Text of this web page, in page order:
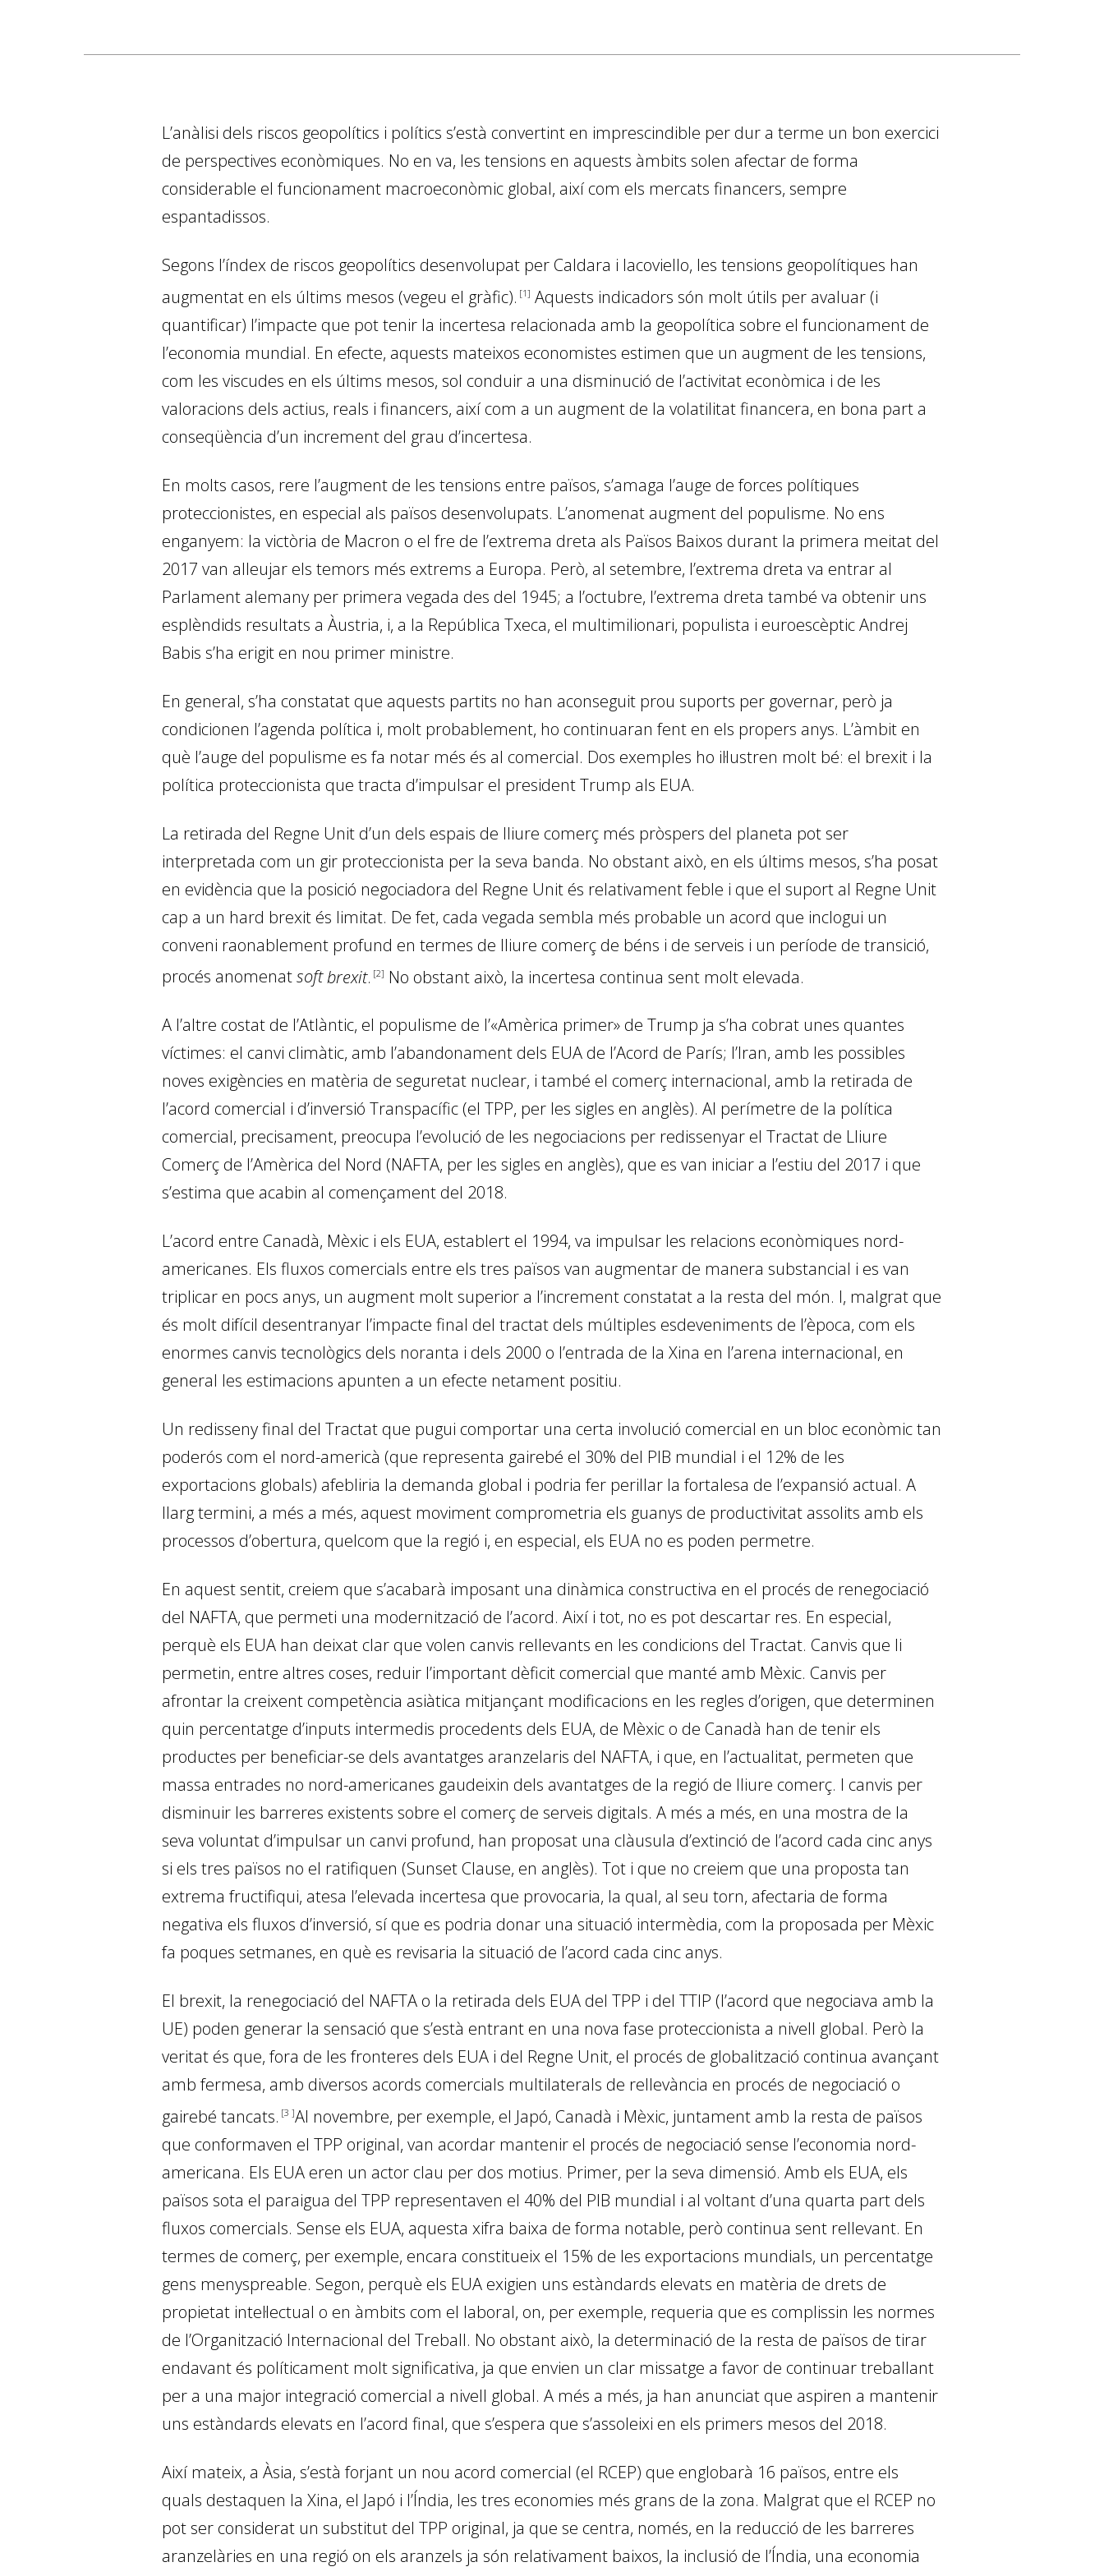
L’anàlisi dels riscos geopolítics i polítics s’està convertint en imprescindible per dur a terme un bon exercici
de perspectives econòmiques. No en va, les tensions en aquests àmbits solen afectar de forma
considerable el funcionament macroeconòmic global, així com els mercats financers, sempre
espantadissos.
Segons l’índex de riscos geopolítics desenvolupat per Caldara i Iacoviello, les tensions geopolítiques han
augmentat en els últims mesos (vegeu el gràfic). 1
Aquests indicadors són molt útils per avaluar (i
quantificar) l’impacte que pot tenir la incertesa relacionada amb la geopolítica sobre el funcionament de
l’economia mundial. En efecte, aquests mateixos economistes estimen que un augment de les tensions,
com les viscudes en els últims mesos, sol conduir a una disminució de l’activitat econòmica i de les
valoracions dels actius, reals i financers, així com a un augment de la volatilitat financera, en bona part a
conseqüència d’un increment del grau d’incertesa.
En molts casos, rere l’augment de les tensions entre països, s’amaga l’auge de forces polítiques
proteccionistes, en especial als països desenvolupats. L’anomenat augment del populisme. No ens
enganyem: la victòria de Macron o el fre de l’extrema dreta als Països Baixos durant la primera meitat del
2017 van alleujar els temors més extrems a Europa. Però, al setembre, l’extrema dreta va entrar al
Parlament alemany per primera vegada des del 1945; a l’octubre, l’extrema dreta també va obtenir uns
esplèndids resultats a Àustria, i, a la República Txeca, el multimilionari, populista i euroescèptic Andrej
Babis s’ha erigit en nou primer ministre.
En general, s’ha constatat que aquests partits no han aconseguit prou suports per governar, però ja
condicionen l’agenda política i, molt probablement, ho continuaran fent en els propers anys. L’àmbit en
què l’auge del populisme es fa notar més és al comercial. Dos exemples ho il·lustren molt bé: el brexit i la
política proteccionista que tracta d’impulsar el president Trump als EUA.
La retirada del Regne Unit d’un dels espais de lliure comerç més pròspers del planeta pot ser
interpretada com un gir proteccionista per la seva banda. No obstant això, en els últims mesos, s’ha posat
en evidència que la posició negociadora del Regne Unit és relativament feble i que el suport al Regne Unit
cap a un hard brexit és limitat. De fet, cada vegada sembla més probable un acord que inclogui un
conveni raonablement profund en termes de lliure comerç de béns i de serveis i un període de transició,
procés anomenatsoftbrexit. 2 No obstant això, la incertesa continua sent molt elevada.
A l’altre costat de l’Atlàntic, el populisme de l’«Amèrica primer» de Trump ja s’ha cobrat unes quantes
víctimes: el canvi climàtic, amb l’abandonament dels EUA de l’Acord de París; l’Iran, amb les possibles
noves exigències en matèria de seguretat nuclear, i també el comerç internacional, amb la retirada de
l’acord comercial i d’in­­versió Transpacífic (el TPP, per les sigles en anglès). Al perímetre de la política
comercial, precisament, preocupa l’evolució de les negociacions per redissenyar el Tractat de Lliure
Comerç de l’Amèrica del Nord (NAFTA, per les sigles en anglès), que es van iniciar a l’estiu del 2017 i que
s’estima que acabin al començament del 2018.
L’acord entre Canadà, Mèxic i els EUA, establert el 1994, va impulsar les relacions econòmiques nord-
americanes. Els fluxos comercials entre els tres països van augmentar de manera substancial i es van
triplicar en pocs anys, un augment molt superior a l’increment constatat a la resta del món. I, malgrat que
és molt difícil desentranyar l’impacte final del tractat dels múltiples esdeveniments de l’època, com els
enormes canvis tecnològics dels noranta i dels 2000 o l’entrada de la Xina en l’arena internacional, en
general les estimacions apunten a un efecte netament positiu.
Un redisseny final del Tractat que pugui comportar una certa involució comercial en un bloc econòmic tan
poderós com el nord-americà (que representa gairebé el 30% del PIB mundial i el 12% de les
exportacions globals) afebliria la demanda global i podria fer perillar la fortalesa de l’expansió actual. A
llarg termini, a més a més, aquest moviment comprometria els guanys de productivitat assolits amb els
processos d’obertura, quelcom que la regió i, en especial, els EUA no es poden permetre.
En aquest sentit, creiem que s’acabarà imposant una dinàmica constructiva en el procés de renegociació
del NAFTA, que permeti una modernització de l’acord. Així i tot, no es pot descartar res. En especial,
perquè els EUA han deixat clar que volen canvis rellevants en les condicions del Tractat. Canvis que li
permetin, entre altres coses, reduir l’important dèficit comercial que manté amb Mèxic. Canvis per
afrontar la creixent competència asiàtica mitjançant modificacions en les regles d’origen, que determinen
quin percentatge d’inputs intermedis procedents dels EUA, de Mèxic o de Canadà han de tenir els
productes per beneficiar-se dels avantatges aranzelaris del NAFTA, i que, en l’actualitat, permeten que
massa entrades no nord-americanes gaudeixin dels avantatges de la regió de lliure comerç. I canvis per
disminuir les barreres existents sobre el comerç de serveis digitals. A més a més, en una mostra de la
seva voluntat d’impulsar un canvi profund, han proposat una clàusula d’extinció de l’acord cada cinc anys
si els tres països no el ratifiquen (Sunset Clause, en anglès). Tot i que no creiem que una proposta tan
extrema fructifiqui, atesa l’elevada incertesa que provocaria, la qual, al seu torn, afectaria de forma
negativa els fluxos d’inversió, sí que es podria donar una situació intermèdia, com la proposada per Mèxic
fa poques setmanes, en què es revisaria la situació de l’acord cada cinc anys.
El brexit, la renegociació del NAFTA o la retirada dels EUA del TPP i del TTIP (l’acord que negociava amb la
UE) poden generar la sensació que s’està entrant en una nova fase proteccionista a nivell global. Però la
veritat és que, fora de les fronteres dels EUA i del Regne Unit, el procés de globalització continua avançant
amb fermesa, amb diversos acords comercials multilaterals de rellevància en procés de negociació o
gairebé tancats. 3 Al novembre, per exemple, el Japó, Canadà i Mèxic, juntament amb la resta de països
que conformaven el TPP original, van acordar mantenir el procés de negociació sense l’economia nord-
americana. Els EUA eren un actor clau per dos motius. Primer, per la seva dimensió. Amb els EUA, els
països sota el paraigua del TPP representaven el 40% del PIB mundial i al voltant d’una quarta part dels
fluxos comercials. Sense els EUA, aquesta xifra baixa de forma notable, però continua sent rellevant. En
termes de comerç, per exemple, encara constitueix el 15% de les exportacions mundials, un percentatge
gens menyspreable. Segon, perquè els EUA exigien uns estàndards elevats en matèria de drets de
propietat intel·lectual o en àmbits com el laboral, on, per exemple, requeria que es complissin les normes
de l’Organització Internacional del Treball. No obstant això, la determinació de la resta de països de tirar
endavant és políticament molt significativa, ja que envien un clar missatge a favor de continuar treballant
per a una major integració comercial a nivell global. A més a més, ja han anunciat que aspiren a mantenir
uns estàndards elevats en l’acord final, que s’espera que s’assoleixi en els primers mesos del 2018.
Així mateix, a Àsia, s’està forjant un nou acord comercial (el RCEP) que englobarà 16 països, entre els
quals destaquen la Xina, el Japó i l’Índia, les tres economies més grans de la zona. Malgrat que el RCEP no
pot ser considerat un substitut del TPP original, ja que se centra, només, en la reducció de les barreres
aranzelàries en una regió on els aranzels ja són relativament baixos, la inclusió de l’Índia, una economia